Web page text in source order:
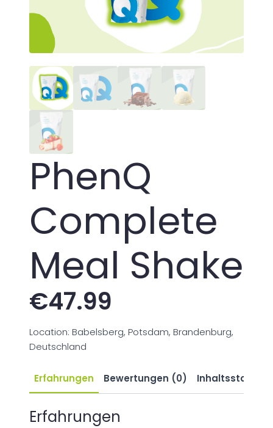
PhenQ
Complete
Meal Shake
€47.99
Location: Babelsberg, Potsdam, Brandenburg,
Deutschland
Erfahrungen Bewertungen (0) Inhaltsstoffe
Erfahrungen